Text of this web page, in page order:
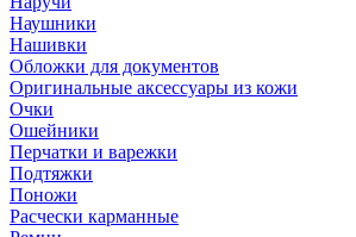
Наушники
Нашивки
Обложки для документов
Оригинальные аксессуары из кожи
Очки
Ошейники
Перчатки и варежки
Подтяжки
Поножи
Расчески карманные